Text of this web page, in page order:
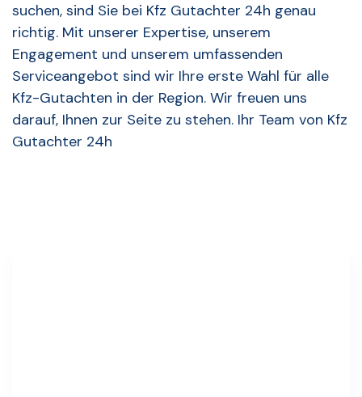
suchen, sind Sie bei Kfz Gutachter 24h genau
richtig. Mit unserer Expertise, unserem
Engagement und unserem umfassenden
Serviceangebot sind wir Ihre erste Wahl für alle
Kfz-Gutachten in der Region. Wir freuen uns
darauf, Ihnen zur Seite zu stehen. Ihr Team von Kfz
Gutachter 24h